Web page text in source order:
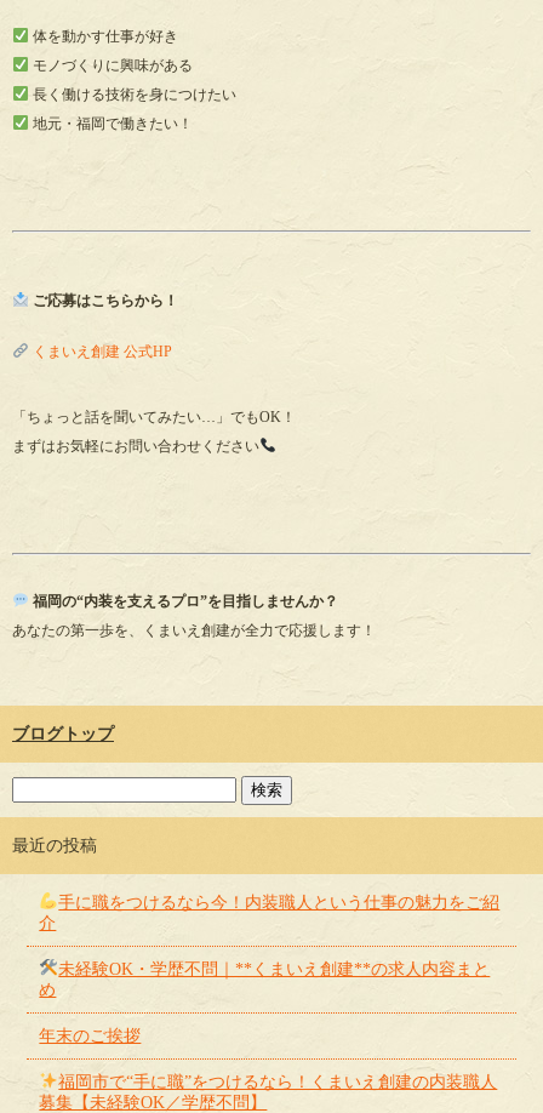
体を動かす仕事が好き
モノづくりに興味がある
長く働ける技術を身につけたい
地元・福岡で働きたい！
ご応募はこちらから！
くまいえ創建 公式HP
「ちょっと話を聞いてみたい…」でもOK！
まずはお気軽にお問い合わせください
福岡の“内装を支えるプロ”を目指しませんか？
あなたの第一歩を、くまいえ創建が全力で応援します！
ブログトップ
最近の投稿
手に職をつけるなら今！内装職人という仕事の魅力をご紹
介
未経験OK・学歴不問｜**くまいえ創建**の求人内容まと
め
年末のご挨拶
福岡市で“手に職”をつけるなら！くまいえ創建の内装職人
募集【未経験OK／学歴不問】